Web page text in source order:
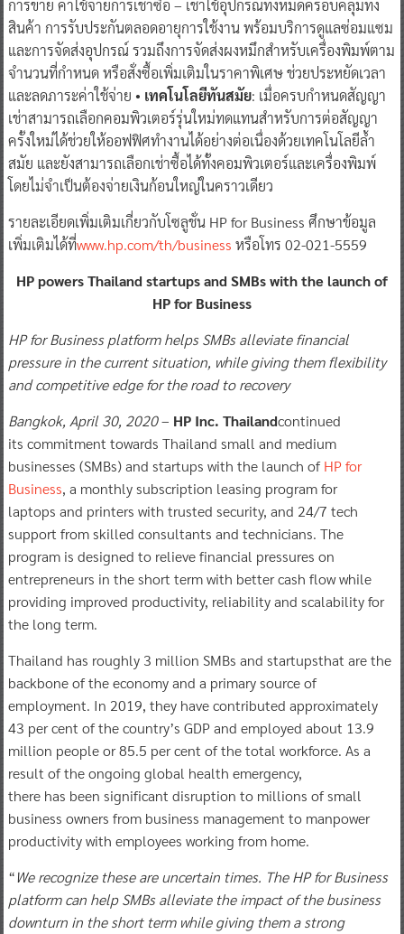
การขาย ค่าใช้จ่ายการเช่าซื้อ – เช่าใช้อุปกรณ์ทั้งหมดครอบคลุมทั้ง
สินค้า การรับประกันตลอดอายุการใช้งาน พร้อมบริการดูแลซ่อมแซม
และการจัดส่งอุปกรณ์ รวมถึงการจัดส่งผงหมึกสำหรับเครื่องพิมพ์ตาม
จำนวนที่กำหนด หรือสั่งซื้อเพิ่มเติมในราคาพิเศษ ช่วยประหยัดเวลา
และลดภาระค่าใช้จ่าย • เทคโนโลยีทันสมัย: เมื่อครบกำหนดสัญญา
เช่าสามารถเลือกคอมพิวเตอร์รุ่นใหม่ทดแทนสำหรับการต่อสัญญา
ครั้งใหม่ได้ช่วยให้ออฟฟิศทำงานได้อย่างต่อเนื่องด้วยเทคโนโลยีล้ำ
สมัย และยังสามารถเลือกเช่าซื้อได้ทั้งคอมพิวเตอร์และเครื่องพิมพ์
โดยไม่จำเป็นต้องจ่ายเงินก้อนใหญ่ในคราวเดียว
รายละเอียดเพิ่มเติมเกี่ยวกับโซลูชั่น HP for Business ศึกษาข้อมูล
เพิ่มเติมได้ที่www.hp.com/th/business หรือโทร 02-021-5559
HP powers Thailand startups and SMBs with the launch of
HP for Business
HP for Business platform helps SMBs alleviate financial
pressure in the current situation, while giving them flexibility
and competitive edge for the road to recovery
Bangkok, April30, 2020– HPInc. Thailandcontinued
its commitment towards Thailand small and medium
businesses (SMBs) and startups with the launch ofHP for
Business, a monthly subscription leasing program for
laptops and printers with trusted security, and 24/7 tech
support from skilled consultants and technicians. The
program is designed to relieve financial pressures on
entrepreneurs in the short term with better cash flow while
providing improved productivity, reliability and scalability for
the long term.
Thailand has roughly 3 million SMBs and startupsthat are the
backbone of the economy and a primary source of
employment. In 2019, they have contributed approximately
43 per cent of the country’s GDP and employed about 13.9
million people or 85.5 per cent of the total workforce. As a
result of the ongoing global health emergency,
there has been significant disruption to millions of small
business owners from business management to manpower
productivity with employees working from home.
“We recognize these are uncertain times. The HP for Business
platform can help SMBs alleviate theimpact of thebusiness
downturn in the short term while giving them a strong